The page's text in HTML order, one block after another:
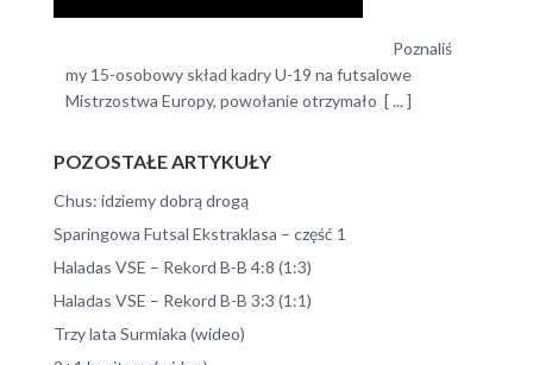
Poznaliś
my 15-osobowy skład kadry U-19 na futsalowe
Mistrzostwa Europy, powołanie otrzymało [ ... ]
POZOSTAŁE ARTYKUŁY
Chus: idziemy dobrą drogą
Sparingowa Futsal Ekstraklasa – część 1
Haladas VSE – Rekord B-B 4:8 (1:3)
Haladas VSE – Rekord B-B 3:3 (1:1)
Trzy lata Surmiaka (wideo)